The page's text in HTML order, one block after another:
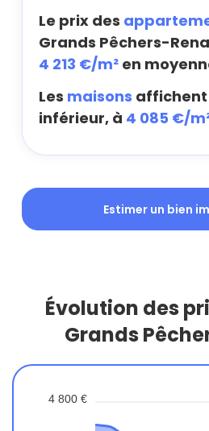
Le prix des
Grands Pêchers-
4 213 €/m² en
Les maisons affichent
inférieur, à 4 085 €/
Estimer un bien
Évolution des
Grands
4 800 €